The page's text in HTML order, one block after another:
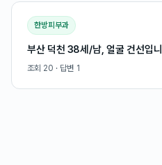
한방피부과
부산 덕천 38세/남, 얼굴 건선입
조회 20 · 답변 1